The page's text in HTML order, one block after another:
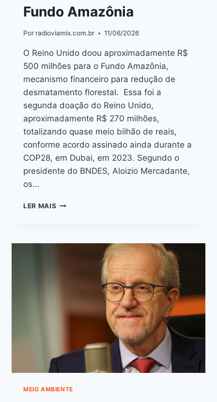
Fundo Amazônia
Por radioviamix.com.br 11/06/2026
O Reino Unido doou aproximadamente R$
500 milhões para o Fundo Amazônia,
mecanismo financeiro para redução de
desmatamento florestal. Essa foi a
segunda doação do Reino Unido,
aproximadamente R$ 270 milhões,
totalizando quase meio bilhão de reais,
conforme acordo assinado ainda durante a
COP28, em Dubai, em 2023. Segundo o
presidente do BNDES, Aloizio Mercadante,
os…
LER MAIS
MEIO AMBIENTE